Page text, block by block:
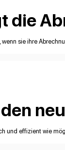
die
sie ihre
und effizient wie